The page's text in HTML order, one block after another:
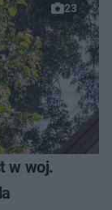
23
w woj.